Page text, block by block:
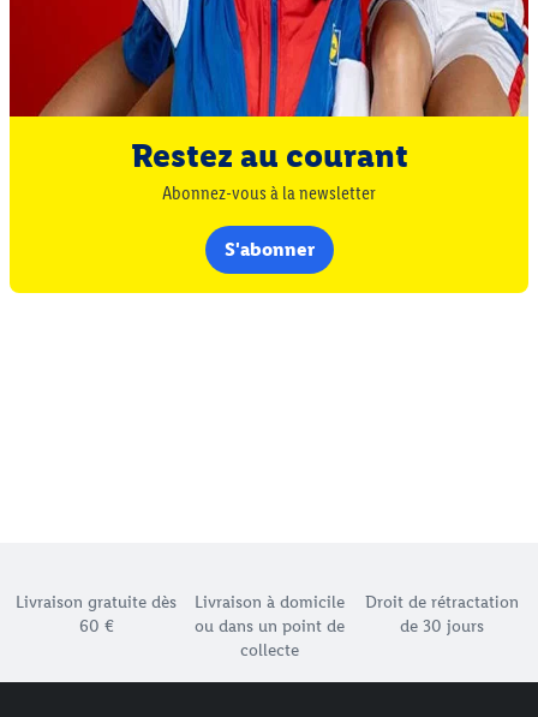
Restez au courant
Abonnez-vous à la newsletter
S'abonner
Livraison gratuite dès
60 €
Livraison à domicile
ou dans un point de
collecte
Droit de rétractation
de 30 jours